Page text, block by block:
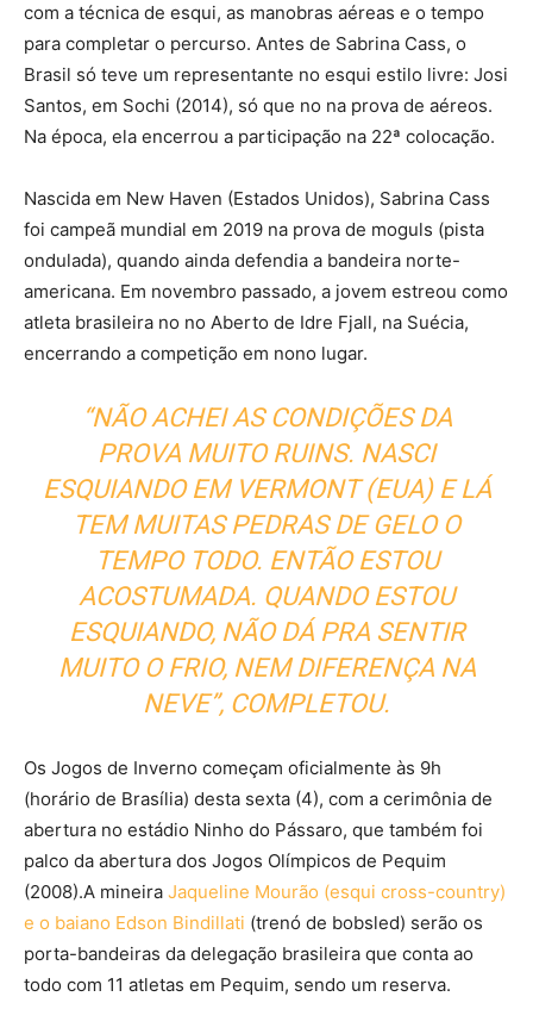
com a técnica de esqui, as manobras aéreas e o tempo
para completar o percurso. Antes de Sabrina Cass, o
Brasil só teve um representante no esqui estilo livre: Josi
Santos, em Sochi (2014), só que no na prova de aéreos.
Na época, ela encerrou a participação na 22ª colocação.
Nascida em New Haven (Estados Unidos), Sabrina Cass
foi campeã mundial em 2019 na prova de moguls (pista
ondulada), quando ainda defendia a bandeira norte-
americana. Em novembro passado, a jovem estreou como
atleta brasileira no no Aberto de Idre Fjall, na Suécia,
encerrando a competição em nono lugar.
“NÃO ACHEI AS CONDIÇÕES DA
PROVA MUITO RUINS. NASCI
ESQUIANDO EM VERMONT (EUA) E LÁ
TEM MUITAS PEDRAS DE GELO O
TEMPO TODO. ENTÃO ESTOU
ACOSTUMADA. QUANDO ESTOU
ESQUIANDO, NÃO DÁ PRA SENTIR
MUITO O FRIO, NEM DIFERENÇA NA
NEVE”, COMPLETOU.
Os Jogos de Inverno começam oficialmente às 9h
(horário de Brasília) desta sexta (4), com a cerimônia de
abertura no estádio Ninho do Pássaro, que também foi
palco da abertura dos Jogos Olímpicos de Pequim
(2008).A mineira Jaqueline Mourão (esqui cross-country)
e o baiano Edson Bindillati (trenó de bobsled) serão os
porta-bandeiras da delegação brasileira que conta ao
todo com 11 atletas em Pequim, sendo um reserva.